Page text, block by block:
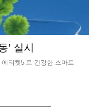
’ 실시
티켓5’로 건강한 스마트